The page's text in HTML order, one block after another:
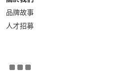
品牌故事
人才招募